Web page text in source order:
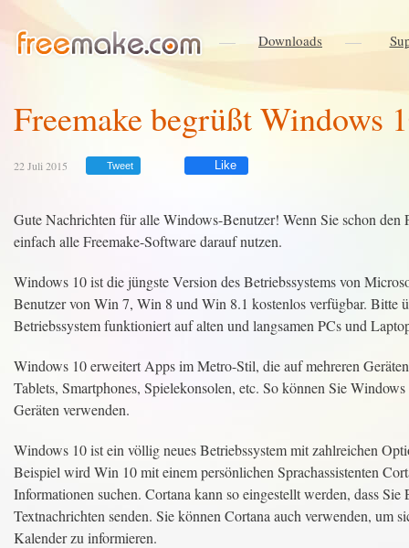
Downloads
Freemake begrüßt Windows
22 Juli 2015 Tweet Like
Gute Nachrichten für alle Windows-Benutzer! Wenn Sie schon
einfach alle Freemake-Software darauf nutzen.
Windows 10 ist die jüngste Version des Betriebssystems von
Benutzer von Win 7, Win 8 und Win 8.1 kostenlos verfügbar. Bitte
Betriebssystem funktioniert auf alten und langsamen PCs und
Windows 10 erweitert Apps im Metro-Stil, die auf mehreren
Tablets, Smartphones, Spielekonsolen, etc. So können Sie
Geräten verwenden.
Windows 10 ist ein völlig neues Betriebssystem mit zahlreichen
Beispiel wird Win 10 mit einem persönlichen Sprachassistenten
Informationen suchen. Cortana kann so eingestellt werden, dass
Textnachrichten senden. Sie können Cortana auch verwenden, um
Kalender zu informieren.